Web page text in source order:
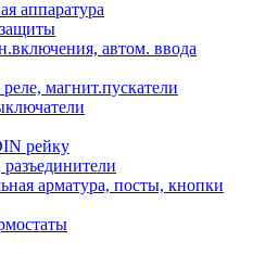
аппаратура
автом. ввода
магнит.пускатели
рейку
арматура, посты, кнопки